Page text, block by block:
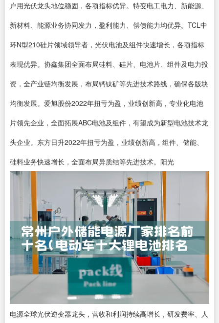
户用光伏龙头地位稳固，各项指标优异。特变电工电力、新能源、
新材料、能源业务协同发力，盈利能力、偿债能力均优异。TCL中
环N型210硅片领域领导者，光伏电池及组件快速增长，各项指标
表现优异。协鑫集团全面布局硅料、硅片、电池片、组件及电力投
资，全产业链均衡发展，布局钙钛矿等先进技术路线，确保各版块
均衡发展。爱旭股份2022年扭亏为盈，业绩创新高，专业化电池
片领先企业，全面拓展ABC电池及组件，有望成为新型电池技术龙
头企业。东方日升2022年扭亏为盈，业绩创新高，组件、储能、
硅料业务快速增长，全面布局异质结等先进技术。阳光
电源全球光伏逆变器龙头，营收和利润持续高增长，研发费率、人